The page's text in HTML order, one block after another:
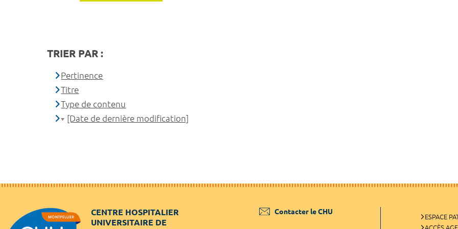
TRIER PAR :
Pertinence
Titre
Type de contenu
[Date de dernière modification]
CENTRE HOSPITALIER
UNIVERSITAIRE DE
Contacter le CHU
ESPACE
ACCÈS